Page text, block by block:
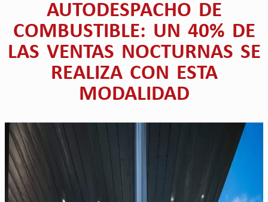
AUTODESPACHO DE
COMBUSTIBLE: UN 40% DE
LAS VENTAS NOCTURNAS SE
REALIZA CON ESTA
MODALIDAD